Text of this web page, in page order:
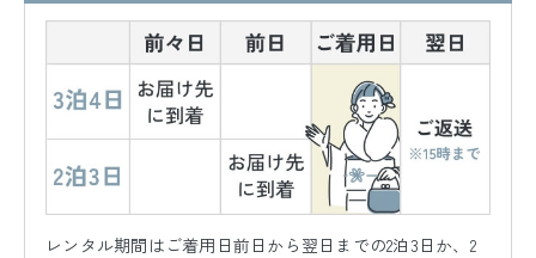
レンタル期間はご着用日前日から翌日までの2泊3日か、2